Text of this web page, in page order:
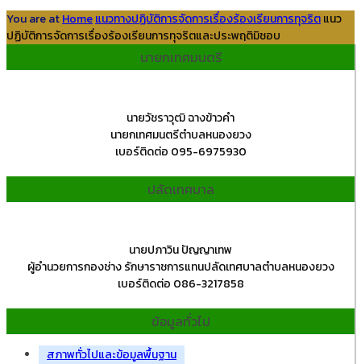
You are atHomeแนวทางปฏิบัติการจัดการเรื่องร้องเรียนการทุจริตแนว
ปฏิบัติการจัดการเรื่องร้องเรียนการทุจริตและประพฤติมิชอบ
นายกเทศมนตรี
นายวัชราวุฒิ ฉางข้าวคำ
นายกเทศมนตรีตำบลหนองยวง
เบอร์ติดต่อ 095-6975930
ปลัดเทศบาล
นายปภาวิน ปัญญาเทพ
ผู้อำนวยการกองช่าง รักษาราชการแทนปลัดเทศบาลตำบลหนองยวง
เบอร์ติดต่อ 086-3217858
ข้อมูลทั่วไป
สภาพทั่วไปและข้อมูลพื้นฐาน